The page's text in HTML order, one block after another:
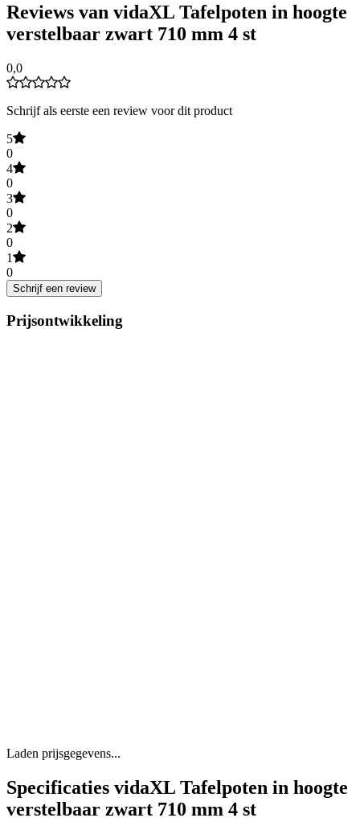
Reviews van vidaXL Tafelpoten in hoogte
verstelbaar zwart 710 mm 4 st
0,0
Schrijf als eerste een review voor dit product
5
0
4
0
3
0
2
0
1
0
Schrijf een review
Prijsontwikkeling
Laden prijsgegevens...
Specificaties vidaXL Tafelpoten in hoogte
verstelbaar zwart 710 mm 4 st